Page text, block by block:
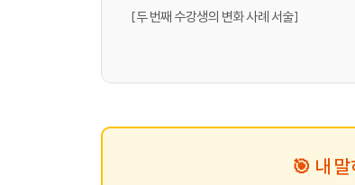
[두 번째 수강생의 변화 사례 서술]
🎯 내 말